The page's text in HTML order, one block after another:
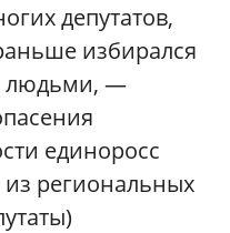
депутатов,
избирался
людьми, —
единоросс
из региональных